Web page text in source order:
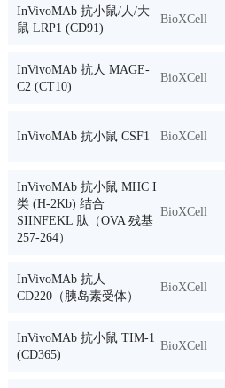
InVivoMAb 抗小鼠/人/大
鼠 LRP1 (CD91)
BioXCell
InVivoMAb 抗人 MAGE-
C2 (CT10)
BioXCell
InVivoMAb 抗小鼠 CSF1 BioXCell
InVivoMAb 抗小鼠 MHC I
类 (H-2Kb) 结合
SIINFEKL 肽（OVA 残基
257-264）
BioXCell
InVivoMAb 抗人
CD220（胰岛素受体）
BioXCell
InVivoMAb 抗小鼠 TIM-1
(CD365)
BioXCell